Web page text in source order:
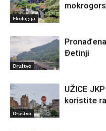
Ekologija
Društvo
Đetinji
Društvo
UŽICE
koristite